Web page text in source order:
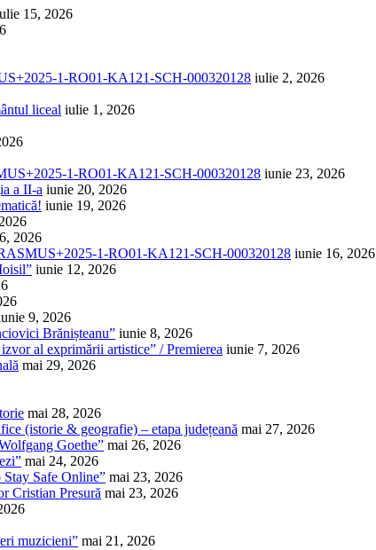
15, 2026
1-RO01-KA121-SCH-000320128 iulie 2, 2026
liceal iulie 1, 2026
1-RO01-KA121-SCH-000320128 iunie 23, 2026
a II-a iunie 20, 2026
iunie 19, 2026
2026
1-RO01-KA121-SCH-000320128 iunie 16, 2026
iunie 12, 2026
9, 2026
Brănișteanu” iunie 8, 2026
al exprimării artistice” / Premierea iunie 7, 2026
mai 29, 2026
mai 28, 2026
(istorie & geografie) – etapa județeană mai 27, 2026
Goethe” mai 26, 2026
mai 24, 2026
Safe Online” mai 23, 2026
Cristian Presură mai 23, 2026
muzicieni” mai 21, 2026